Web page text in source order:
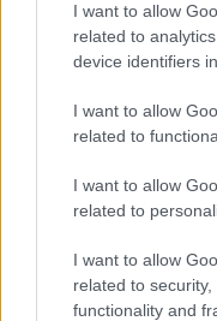
I want to allow
related to
device identifiers
I want to allow
related to
I want to allow
related to
I want to allow
related to
functionality and
Lesújtva